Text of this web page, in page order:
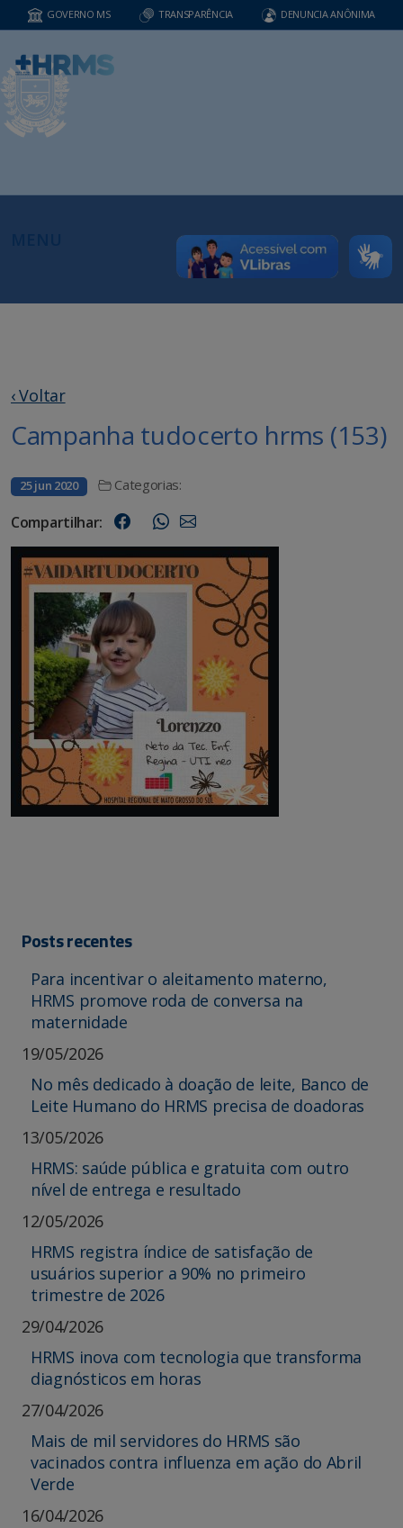
GOVERNO MS TRANSPARÊNCIA DENUNCIA ANÔNIMA
‹ Voltar
Campanha tudocerto hrms (153)
25 jun 2020 Categorias:
Compartilhar:
Posts recentes
Para incentivar o aleitamento materno,
HRMS promove roda de conversa na
maternidade
19/05/2026
No mês dedicado à doação de leite, Banco de
Leite Humano do HRMS precisa de doadoras
13/05/2026
HRMS: saúde pública e gratuita com outro
nível de entrega e resultado
12/05/2026
HRMS registra índice de satisfação de
usuários superior a 90% no primeiro
trimestre de 2026
29/04/2026
HRMS inova com tecnologia que transforma
diagnósticos em horas
27/04/2026
Mais de mil servidores do HRMS são
vacinados contra influenza em ação do Abril
Verde
16/04/2026